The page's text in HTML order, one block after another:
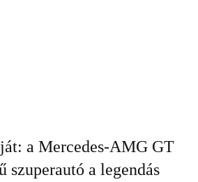
a Mercedes-AMG GT
szuperautó a legendás